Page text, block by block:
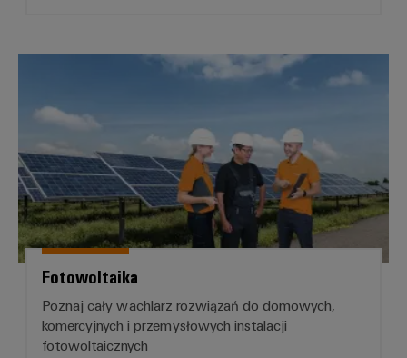
Fotowoltaika
Fotowoltaika
Poznaj cały wachlarz rozwiązań do domowych,
komercyjnych i przemysłowych instalacji
fotowoltaicznych